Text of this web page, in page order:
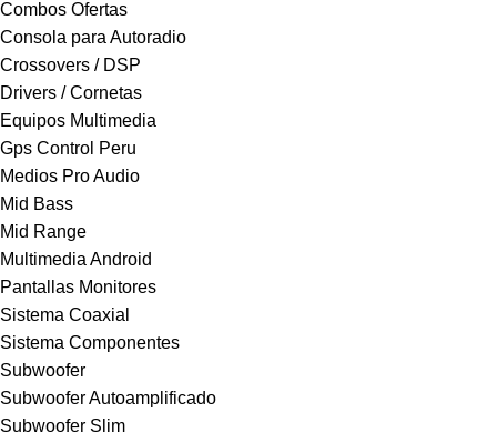
Combos Ofertas
Consola para Autoradio
Crossovers / DSP
Drivers / Cornetas
Equipos Multimedia
Gps Control Peru
Medios Pro Audio
Mid Bass
Mid Range
Multimedia Android
Pantallas Monitores
Sistema Coaxial
Sistema Componentes
Subwoofer
Subwoofer Autoamplificado
Subwoofer Slim